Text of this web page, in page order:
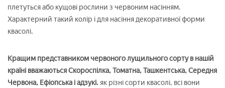
плетуться або кущові рослини з червоним насінням.
Характерний такий колір і для насіння декоративної форми
квасолі.
Кращим представником червоного лущильного сорту в нашій
країні вважаються Скороспілка, Томатна, Ташкентська, Середня
Червона, Ефіопська і адзукі.як різні сорти квасолі, всі вони